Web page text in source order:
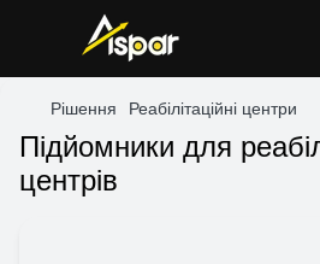
Рішення Реабілітаційні центри
Підйомники для
центрів